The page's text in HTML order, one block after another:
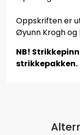
Oppskriften er
Øyunn Krogh og
NB!
strikkepakken.